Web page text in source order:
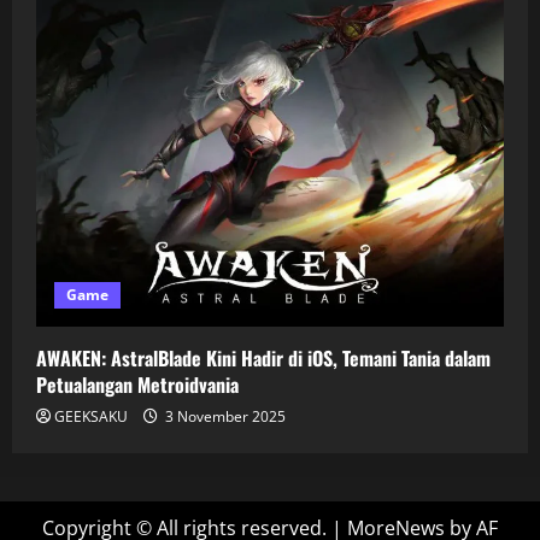
Game
AWAKEN: AstralBlade Kini Hadir di iOS, Temani Tania dalam
Petualangan Metroidvania
GEEKSAKU 3 November 2025
Copyright © All rights reserved. | MoreNews by AF